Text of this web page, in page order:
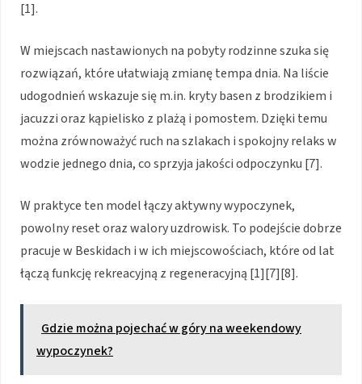
[1].
W miejscach nastawionych na pobyty rodzinne szuka się
rozwiązań, które ułatwiają zmianę tempa dnia. Na liście
udogodnień wskazuje się m.in. kryty basen z brodzikiem i
jacuzzi oraz kąpielisko z plażą i pomostem. Dzięki temu
można zrównoważyć ruch na szlakach i spokojny relaks w
wodzie jednego dnia, co sprzyja jakości odpoczynku [7].
W praktyce ten model łączy aktywny wypoczynek,
powolny reset oraz walory uzdrowisk. To podejście dobrze
pracuje w Beskidach i w ich miejscowościach, które od lat
łączą funkcję rekreacyjną z regeneracyjną [1][7][8].
Gdzie można pojechać w góry na weekendowy
wypoczynek?